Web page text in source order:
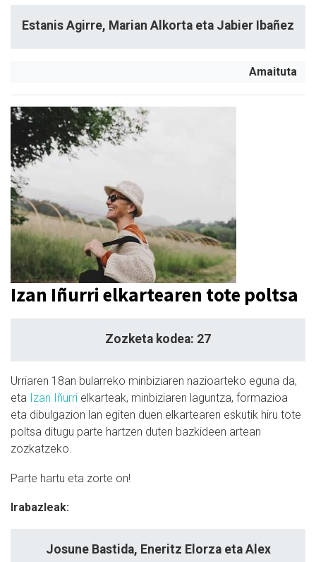
Estanis Agirre, Marian Alkorta eta Jabier Ibañez
Amaituta
Izan Iñurri elkartearen tote poltsa
Zozketa kodea: 27
Urriaren 18an bularreko minbiziaren nazioarteko eguna da,
eta Izan Iñurri elkarteak, minbiziaren laguntza, formazioa
eta dibulgazion lan egiten duen elkartearen eskutik hiru tote
poltsa ditugu parte hartzen duten bazkideen artean
zozkatzeko.
Parte hartu eta zorte on!
Irabazleak:
Josune Bastida, Eneritz Elorza eta Alex